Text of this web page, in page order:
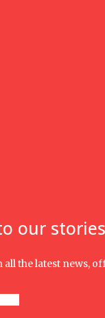
our stories
all the latest news,